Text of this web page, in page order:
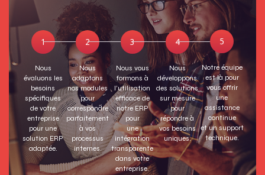
Nous
évaluons les
besoins
spécifiques
de votre
entreprise
pour une
solution ERP
adaptée.
Nous
adaptons
nos modules
pour
correspondre
parfaitement
à vos
processus
internes.
Nous vous
formons à
l'utilisation
efficace de
notre ERP
pour
une
intégration
transparente
dans votre
entreprise.
Nous
développons
des solutions
sur mesure
pour
répondre à
vos besoins
uniques.
Notre équipe
est là pour
vous offrir
une
assistance
continue
et un support
technique.